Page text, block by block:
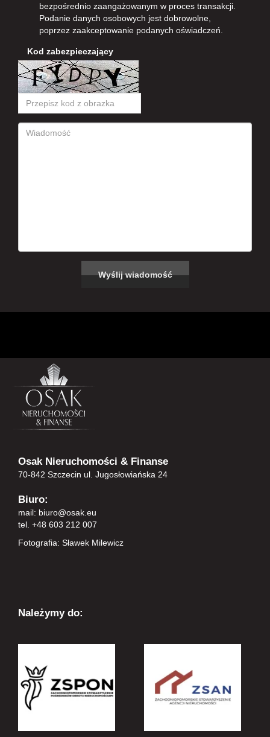
bezpośrednio zaangażowanym w proces transakcji.
Podanie danych osobowych jest dobrowolne,
poprzez zaakceptowanie podanych oświadczeń.
Kod zabezpieczający
Osak Nieruchomości & Finanse
70-842 Szczecin ul. Jugosłowiańska 24
Biuro:
mail: biuro@osak.eu
tel. +48 603 212 007
Fotografia: Sławek Milewicz
Należymy do: